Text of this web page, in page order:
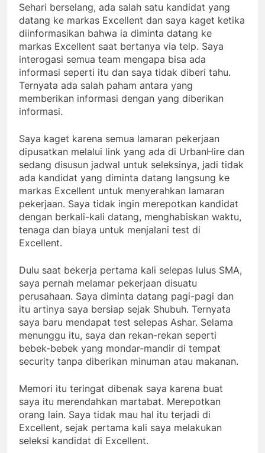
Sehari berselang, ada salah satu kandidat yang
datang ke markas Excellent dan saya kaget ketika
diinformasikan bahwa ia diminta datang ke
markas Excellent saat bertanya via telp. Saya
interogasi semua team mengapa bisa ada
informasi seperti itu dan saya tidak diberi tahu.
Ternyata ada salah paham antara yang
memberikan informasi dengan yang diberikan
informasi.
Saya kaget karena semua lamaran pekerjaan
dipusatkan melalui link yang ada di UrbanHire dan
sedang disusun jadwal untuk seleksinya, jadi tidak
ada kandidat yang diminta datang langsung ke
markas Excellent untuk menyerahkan lamaran
pekerjaan. Saya tidak ingin merepotkan kandidat
dengan berkali-kali datang, menghabiskan waktu,
tenaga dan biaya untuk menjalani test di
Excellent.
Dulu saat bekerja pertama kali selepas lulus SMA,
saya pernah melamar pekerjaan disuatu
perusahaan. Saya diminta datang pagi-pagi dan
itu artinya saya bersiap sejak Shubuh. Ternyata
saya baru mendapat test selepas Ashar. Selama
menunggu itu, saya dan rekan-rekan seperti
bebek-bebek yang mondar-mandir di tempat
security tanpa diberikan minuman atau makanan.
Memori itu teringat dibenak saya karena buat
saya itu merendahkan martabat. Merepotkan
orang lain. Saya tidak mau hal itu terjadi di
Excellent, sejak pertama kali saya melakukan
seleksi kandidat di Excellent.